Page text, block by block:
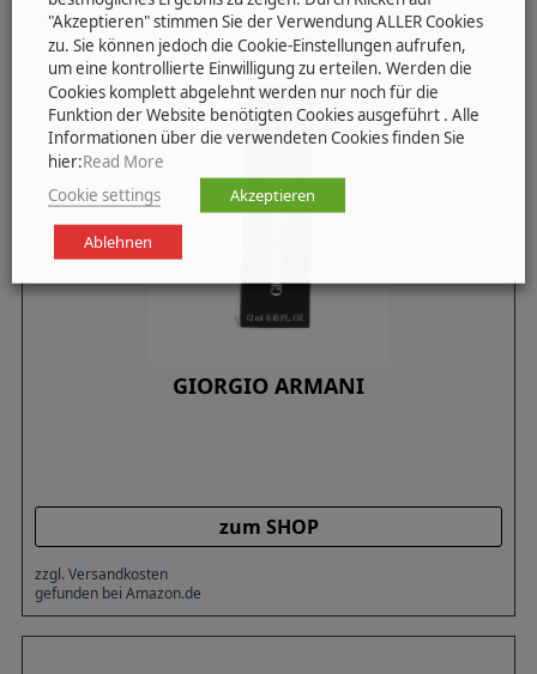
gefunden bei Amazon.de
GIORGIO ARMANI
zum SHOP
zzgl. Versandkosten
gefunden bei Amazon.de
"Akzeptieren" stimmen Sie der Verwendung ALLER Cookies
zu. Sie können jedoch die Cookie-Einstellungen aufrufen,
um eine kontrollierte Einwilligung zu erteilen. Werden die
Cookies komplett abgelehnt werden nur noch für die
Funktion der Website benötigten Cookies ausgeführt . Alle
Informationen über die verwendeten Cookies finden Sie
hier:Read More
Cookie settings
Akzeptieren
Ablehnen